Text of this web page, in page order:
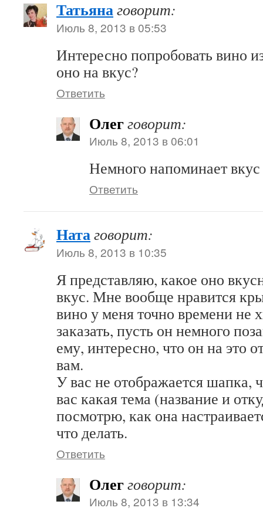
Татьянаговорит:
Июль 8, 2013 в 05:53
Интересно попробовать вино
оно на вкус?
Ответить
Олегговорит:
Июль 8, 2013 в 06:01
Немного напоминает
Ответить
Натаговорит:
Июль 8, 2013 в 10:35
Я представляю, какое оно
вкус. Мне вообще нравится
вино у меня точно времени не
заказать, пусть он немного
ему, интересно, что он на это
вам.
У вас не отображается шапка,
вас какая тема (название и
посмотрю, как она
что делать.
Ответить
Олегговорит:
Июль 8, 2013 в 13:34